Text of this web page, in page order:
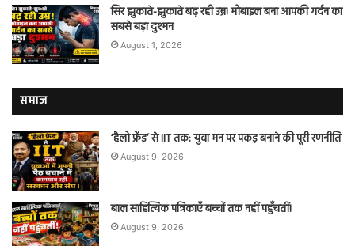
सिर झुकाते-झुकाते बढ़ रही उम्र! मोबाइल बना आपकी गर्दन का
सबसे बड़ा दुश्मन
August 1, 2026
समाज
‘हैलो फ्रेंड’ से IIT तक: युवा मन पर पकड़ बनाने की पूरी रणनीति
August 9, 2026
बाल साहित्यिक पत्रिकाएँ बच्चों तक नहीं पहुँचतीं!
August 9, 2026